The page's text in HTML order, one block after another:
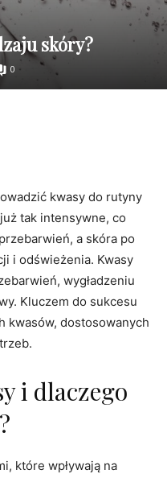
skóry?
0
kwasy do rutyny
tak intensywne, co
a skóra po
i odświeżenia. Kwasy
wygładzeniu
Kluczem do sukcesu
kwasów, dostosowanych
i dlaczego
które wpływają na